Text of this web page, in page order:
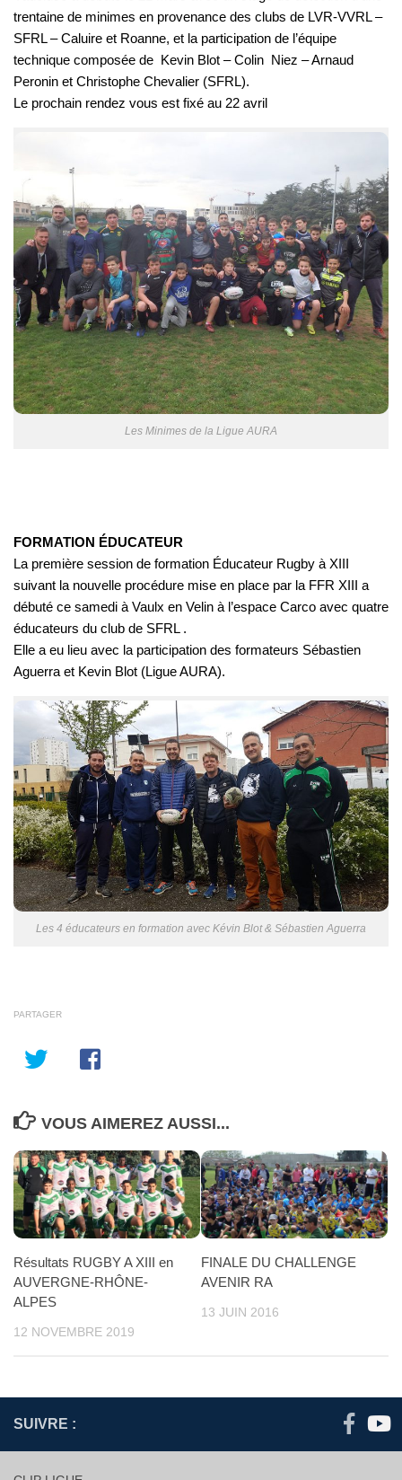
trentaine de minimes en provenance des clubs de LVR-VVRL –
SFRL – Caluire et Roanne, et la participation de l’équipe
technique composée de Kevin Blot – Colin Niez – Arnaud
Peronin et Christophe Chevalier (SFRL).
Le prochain rendez vous est fixé au 22 avril
Les Minimes de la Ligue AURA
FORMATION ÉDUCATEUR
La première session de formation Éducateur Rugby à XIII
suivant la nouvelle procédure mise en place par la FFR XIII a
débuté ce samedi à Vaulx en Velin à l’espace Carco avec quatre
éducateurs du club de SFRL .
Elle a eu lieu avec la participation des formateurs Sébastien
Aguerra et Kevin Blot (Ligue AURA).
Les 4 éducateurs en formation avec Kévin Blot & Sébastien Aguerra
PARTAGER
VOUS AIMEREZ AUSSI...
Résultats RUGBY A XIII en
AUVERGNE-RHÔNE-
ALPES
12 NOVEMBRE 2019
FINALE DU CHALLENGE
AVENIR RA
13 JUIN 2016
SUIVRE :